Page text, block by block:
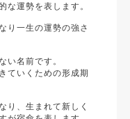
な運勢を表します。
り一生の運勢の強さ
い名前です。
ていくための形成期
り、生まれて新しく